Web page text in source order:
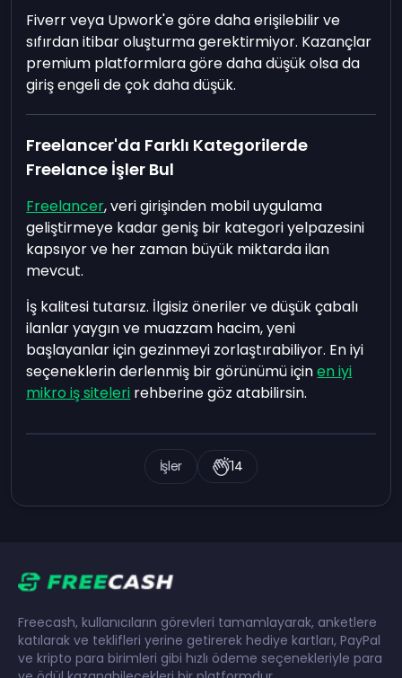
Fiverr veya Upwork'e göre daha erişilebilir ve
sıfırdan itibar oluşturma gerektirmiyor. Kazançlar
premium platformlara göre daha düşük olsa da
giriş engeli de çok daha düşük.
Freelancer'da Farklı Kategorilerde
Freelance İşler Bul
Freelancer, veri girişinden mobil uygulama
geliştirmeye kadar geniş bir kategori yelpazesini
kapsıyor ve her zaman büyük miktarda ilan
mevcut.
İş kalitesi tutarsız. İlgisiz öneriler ve düşük çabalı
ilanlar yaygın ve muazzam hacim, yeni
başlayanlar için gezinmeyi zorlaştırabiliyor. En iyi
seçeneklerin derlenmiş bir görünümü içinen iyi
mikro iş siteleri rehberine göz atabilirsin.
İşler 14
Freecash, kullanıcıların görevleri tamamlayarak, anketlere
katılarak ve teklifleri yerine getirerek hediye kartları, PayPal
ve kripto para birimleri gibi hızlı ödeme seçenekleriyle para